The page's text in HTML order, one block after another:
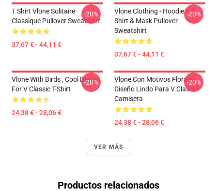
T Shirt Vlone Solitaire
Classique Pullover Sweatshirt
37,67 € - 44,11 €
-20%
Vlone Clothing - Hoodie & T-
Shirt & Mask Pullover
Sweatshirt
37,67 € - 44,11 €
-20%
Vlone With Birds , Cool Design
For V Classic T-Shirt
24,38 € - 28,06 €
-20%
Vlone Con Motivos Florales ,
Diseño Lindo Para V Classic
Camiseta
24,38 € - 28,06 €
-20%
VER MÁS
Productos relacionados